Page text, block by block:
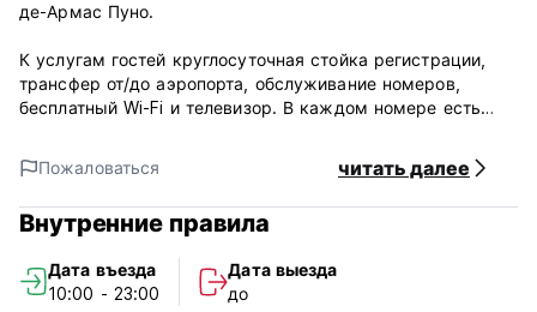
де-Армас Пуно.
К услугам гостей круглосуточная стойка регистрации,
трансфер от/до аэропорта, обслуживание номеров,
бесплатный Wi-Fi и телевизор. В каждом номере есть
Политика и условия отеля KAARO Puno:
Политика отмены: за 24 часа до прибытия.
Выезд до 11.00
Пожаловаться читать далее
Внутренние правила
Дата въезда
10:00 - 23:00
Дата выезда
до